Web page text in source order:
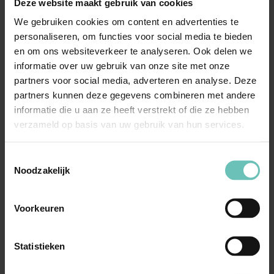
Deze website maakt gebruik van cookies
We gebruiken cookies om content en advertenties te
personaliseren, om functies voor social media te bieden
en om ons websiteverkeer te analyseren. Ook delen we
informatie over uw gebruik van onze site met onze
partners voor social media, adverteren en analyse. Deze
partners kunnen deze gegevens combineren met andere
informatie die u aan ze heeft verstrekt of die ze hebben
verzameld op basis van uw gebruik van hun services.
Noodzakelijk
Voorkeuren
Statistieken
Meer weten?
Neem vrijblijvend contact op met de Praktijkgroep
Privacyvan BANNING, of met Samuel
Wiegerinck (
s.wiegerinck@banning.nl
, tel. 073-692 77
06).
Meer nieuws